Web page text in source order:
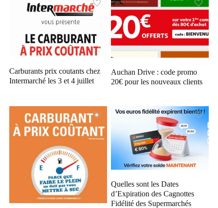
Carburants prix coutants chez
Intermarché les 3 et 4 juillet
Auchan Drive : code promo
20€ pour les nouveaux clients
Quelles sont les Dates
d’Expiration des Cagnottes
Fidélité des Supermarchés